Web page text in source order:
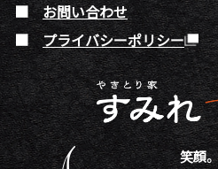
お問い合わせ
プライバシーポリシー
笑顔。